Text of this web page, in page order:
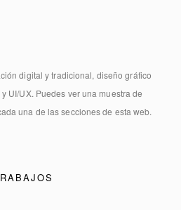
digital y tradicional, diseño gráfico
UI/UX. Puedes ver una muestra de
una de las secciones de esta web.